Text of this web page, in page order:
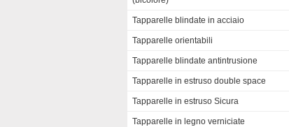
Tapparelle blindate in acciaio
Tapparelle orientabili
Tapparelle blindate antintrusione
Tapparelle in estruso double space
Tapparelle in estruso Sicura
Tapparelle in legno verniciate